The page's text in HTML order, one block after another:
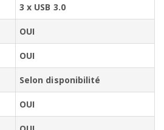
3 x USB 3.0
OUI
OUI
Selon disponibilité
OUI